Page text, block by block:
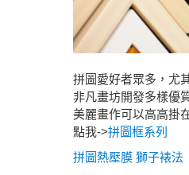
拼圖愛好者眾多，尤
非凡畫坊開發多樣優
美麗畫作可以高高掛
點我->拼圖框系列
拼圖熱壓膜 獅子裱法